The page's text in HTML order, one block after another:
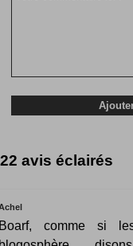
22 avis éclairés
comme si